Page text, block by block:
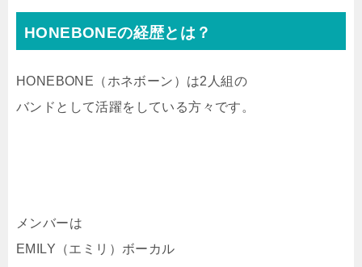
HONEBONEの経歴とは？
HONEBONE（ホネボーン）は2人組の
バンドとして活躍をしている方々です。
メンバーは
EMILY（エミリ）ボーカル